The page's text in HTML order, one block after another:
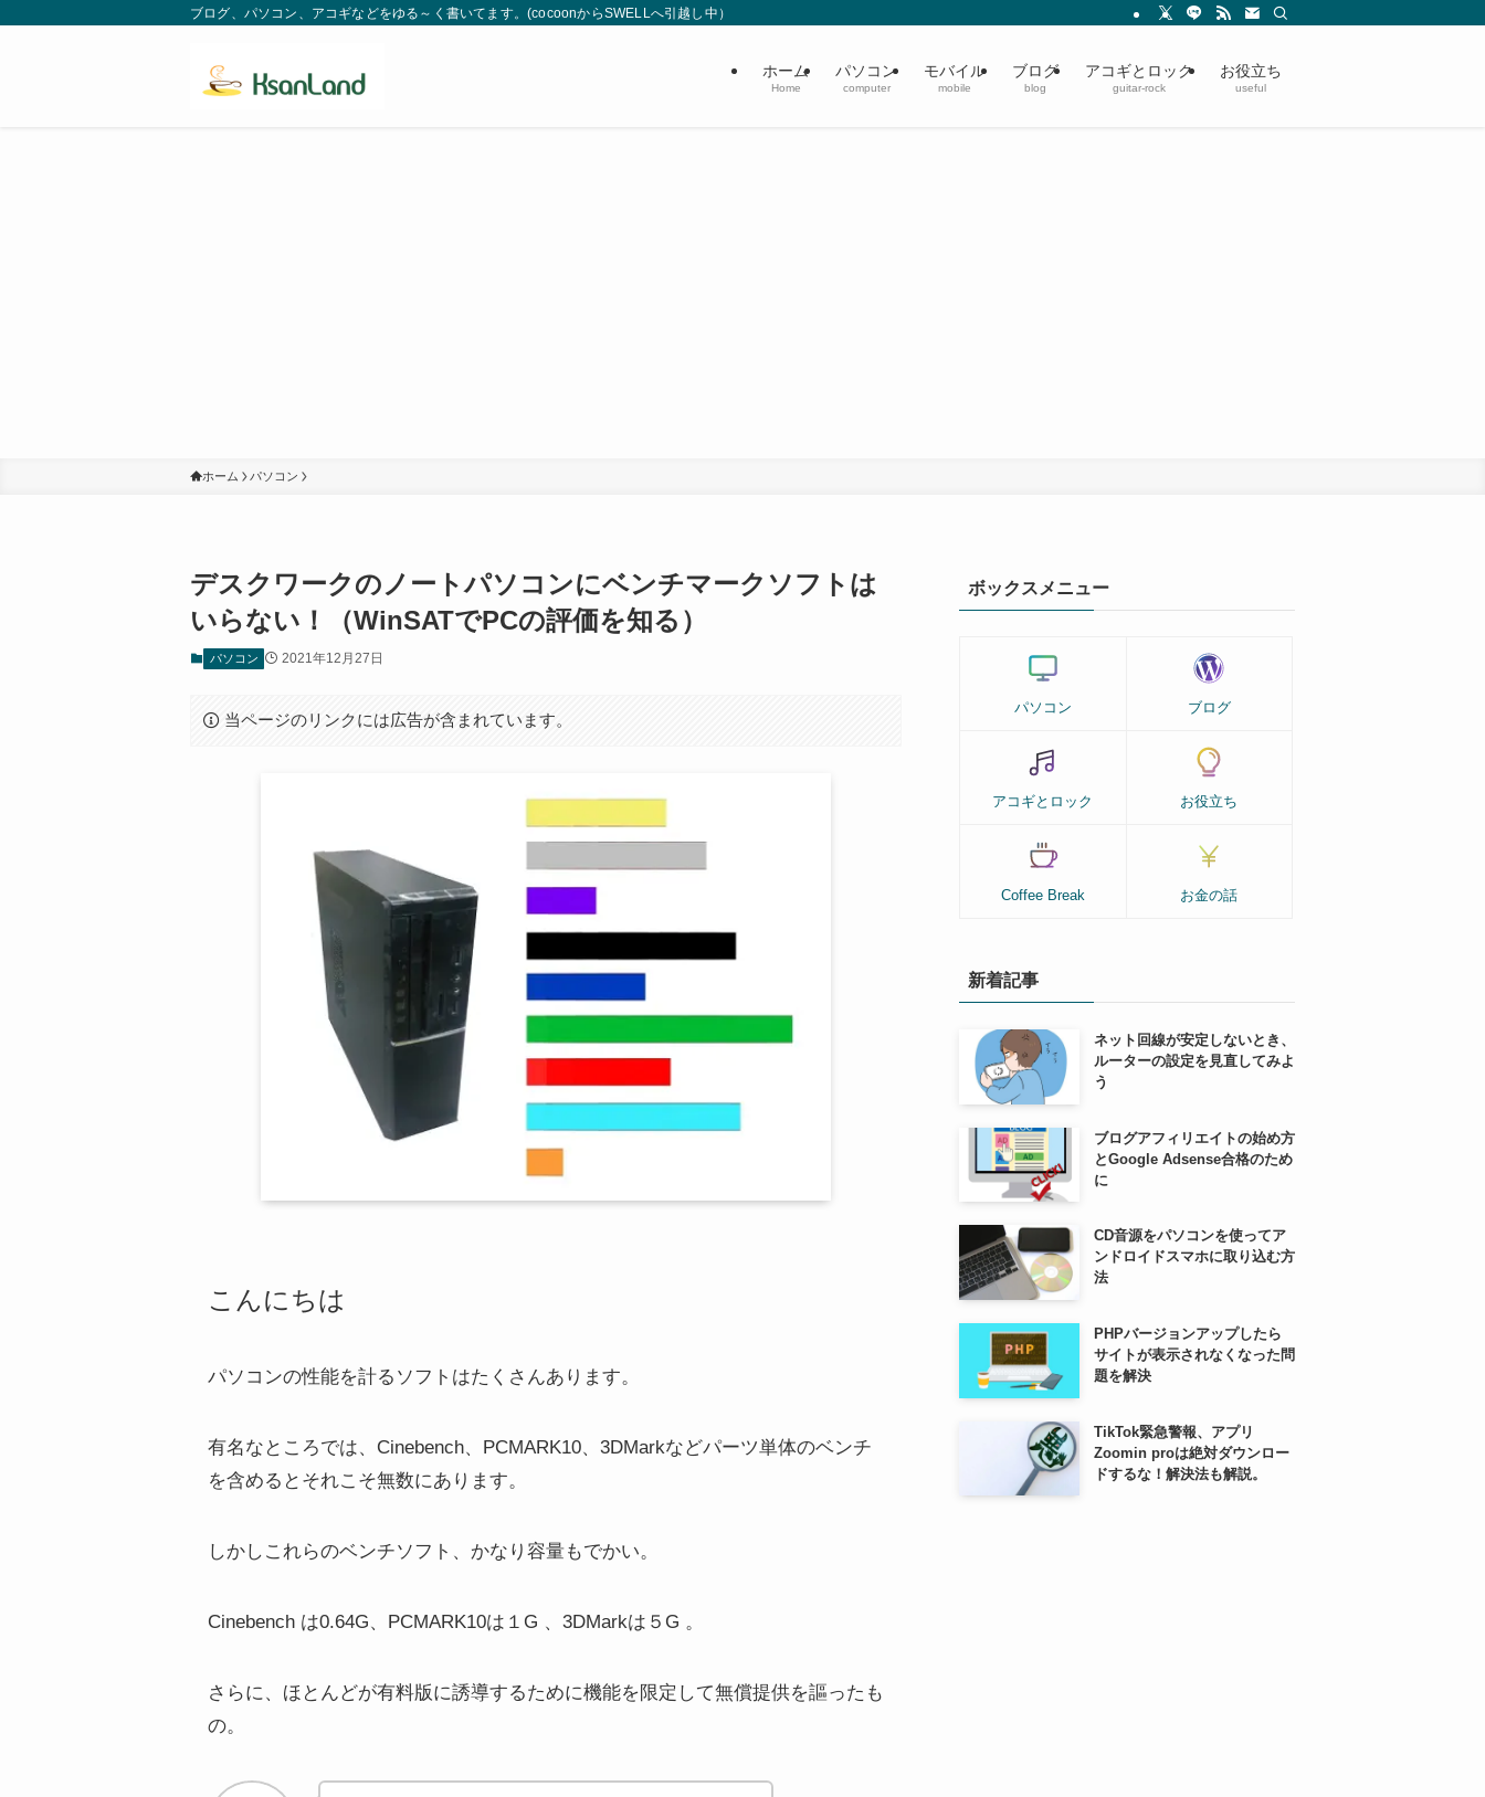
ブログ、パソコン、アコギなどをゆる～く書いてます。(cocoonからSWELLへ引越し中）
ホーム
Home
パソコン
computer
モバイル
mobile
ブログ
blog
アコギとロック
guitar-rock
お役立ち
useful
ホーム パソコン
デスクワークのノートパソコンにベンチマークソフトは
いらない！（WinSATでPCの評価を知る）
パソコン 2021年12月27日
当ページのリンクには広告が含まれています。
こんにちは
パソコンの性能を計るソフトはたくさんあります。
有名なところでは、Cinebench、PCMARK10、3DMarkなどパーツ単体のベンチ
を含めるとそれこそ無数にあります。
しかしこれらのベンチソフト、かなり容量もでかい。
Cinebench は0.64G、PCMARK10は１G 、3DMarkは５G 。
さらに、ほとんどが有料版に誘導するために機能を限定して無償提供を謳ったも
の。
ボックスメニュー
パソコン ブログ
アコギとロック お役立ち
Coffee Break お金の話
新着記事
ネット回線が安定しないとき、
ルーターの設定を見直してみよ
う
ブログアフィリエイトの始め方
とGoogle Adsense合格のため
に
CD音源をパソコンを使ってア
ンドロイドスマホに取り込む方
法
PHPバージョンアップしたら
サイトが表示されなくなった問
題を解決
TikTok緊急警報、アプリ
Zoomin proは絶対ダウンロー
ドするな！解決法も解説。